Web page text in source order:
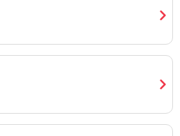
chevron_right
chevron_right